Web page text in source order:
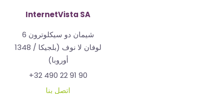
InternetVista SA
شيمان دو سيكلوترون 6
1348 لوفان لا نوف (بلجيكا /
أوروبا)
+32 490 22 91 90
اتصل بنا